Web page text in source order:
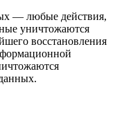
— любые действия,
уничтожаются
восстановления